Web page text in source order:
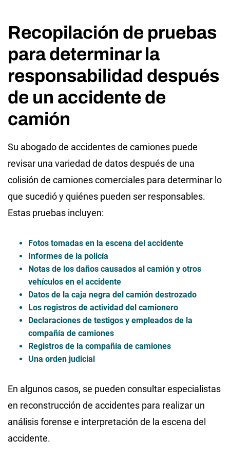
Recopilación de pruebas
para determinar la
responsabilidad después
de un accidente de
camión
Su abogado de accidentes de camiones puede
revisar una variedad de datos después de una
colisión de camiones comerciales para determinar lo
que sucedió y quiénes pueden ser responsables.
Estas pruebas incluyen:
Fotos tomadas en la escena del accidente
Informes de la policía
Notas de los daños causados ​​al camión y otros
vehículos en el accidente
Datos de la caja negra del camión destrozado
Los registros de actividad del camionero
Declaraciones de testigos y empleados de la
compañía de camiones
Registros de la compañía de camiones
Una orden judicial
En algunos casos, se pueden consultar especialistas
en reconstrucción de accidentes para realizar un
análisis forense e interpretación de la escena del
accidente.